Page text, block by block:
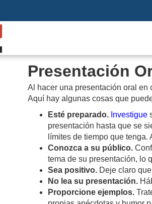
Presentación
Al hacer una presentación oral en
Aquí hay algunas cosas que
Esté preparado. Investigue
presentación hasta que se
límites de tiempo que
Conozca a su público.
tema de su presentación, lo
Sea positivo. Deje claro
No lea su presentación.
Proporcione ejemplos.